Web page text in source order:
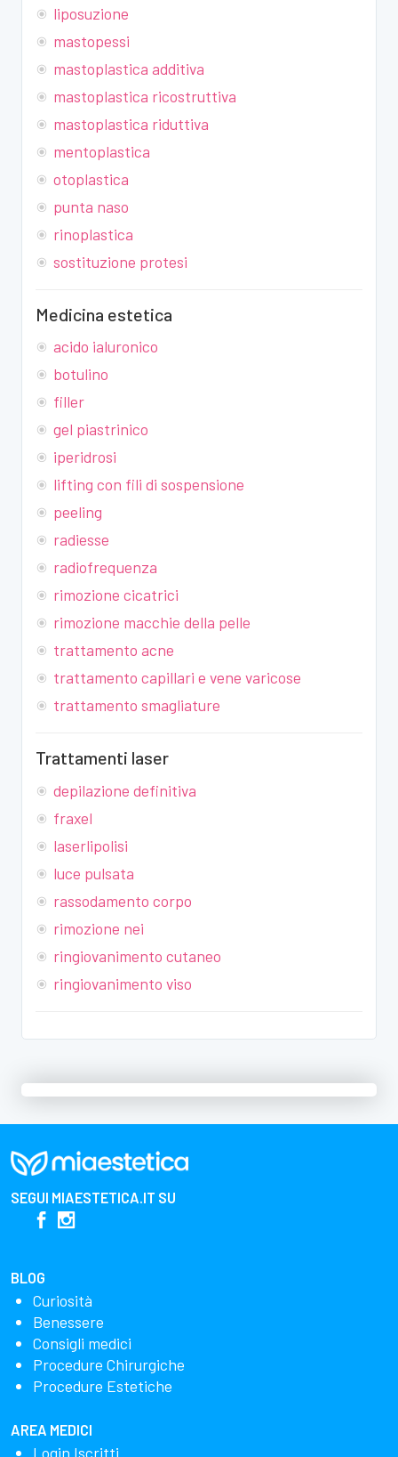
liposuzione
mastopessi
mastoplastica additiva
mastoplastica ricostruttiva
mastoplastica riduttiva
mentoplastica
otoplastica
punta naso
rinoplastica
sostituzione protesi
Medicina estetica
acido ialuronico
botulino
filler
gel piastrinico
iperidrosi
lifting con fili di sospensione
peeling
radiesse
radiofrequenza
rimozione cicatrici
rimozione macchie della pelle
trattamento acne
trattamento capillari e vene varicose
trattamento smagliature
Trattamenti laser
depilazione definitiva
fraxel
laserlipolisi
luce pulsata
rassodamento corpo
rimozione nei
ringiovanimento cutaneo
ringiovanimento viso
SEGUI MIAESTETICA.IT SU
BLOG
Curiosità
Benessere
Consigli medici
Procedure Chirurgiche
Procedure Estetiche
AREA MEDICI
Login Iscritti